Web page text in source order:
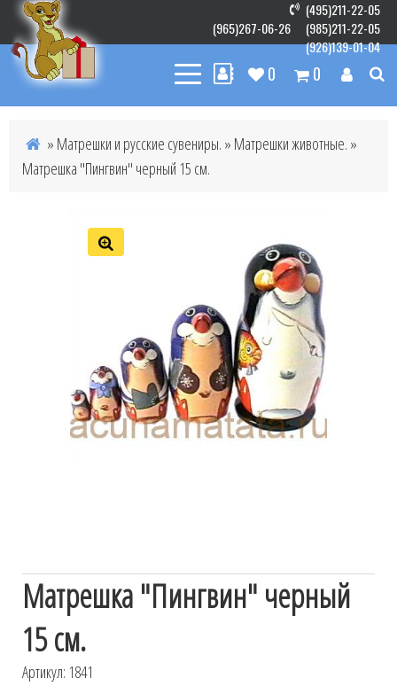
(495)211-22-05
(965)267-06-26
(985)211-22-05
(926)139-01-04
0 0
» Матрешки и русские сувениры. » Матрешки животные. »
Матрешка "Пингвин" черный 15 см.
Матрешка "Пингвин" черный
15 см.
Артикул: 1841